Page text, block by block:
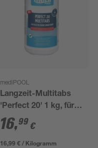
mediPOOL
Langzeit-Multitabs
'Perfect 20' 1 kg, für
die Poolpflege
16,99 €
16,99 € / Kilogramm